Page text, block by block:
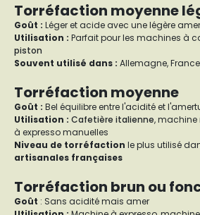
Torréfaction moyenne
Goût : Léger et acide avec une légère
Utilisation : Parfait pour les machines à
piston
Souvent utilisé dans : Allemagne,
Torréfaction moyenne
Goût : Bel équilibre entre l'acidité et
Utilisation : Cafetière italienne, machine
à expresso manuelles
Niveau de torréfaction le plus utilisé
artisanales françaises
Torréfaction brun ou
Goût : Sans acidité mais amer